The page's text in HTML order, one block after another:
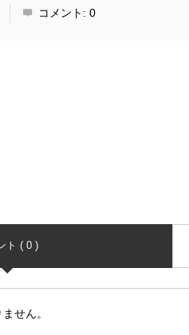
コメント:0
ト ( 0 )
せん。